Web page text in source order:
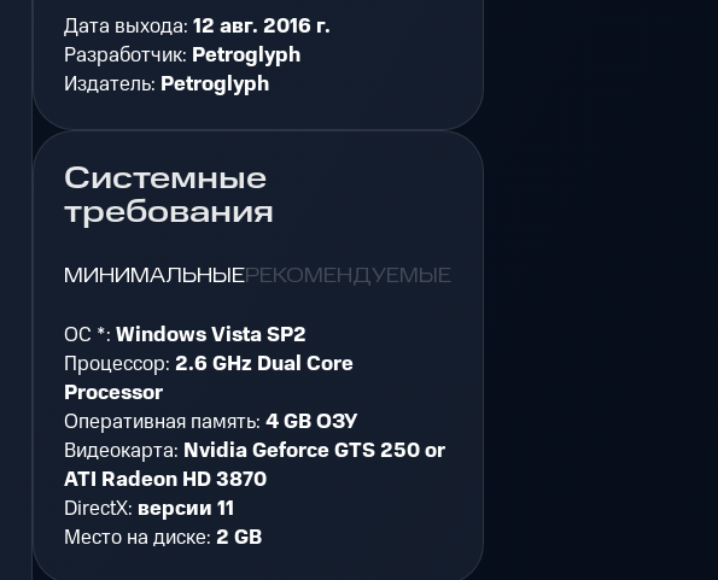
Дата выхода:12 авг. 2016 г.
Разработчик: Petroglyph
Издатель: Petroglyph
Системные
требования
МИНИМАЛЬНЫЕРЕКОМЕНДУЕМЫЕ
ОС *:Windows Vista SP2
Процессор:2.6 GHz Dual Core
Processor
Оперативная память:4 GB ОЗУ
Видеокарта: Nvidia Geforce GTS 250 or
ATI Radeon HD 3870
DirectX: версии 11
Место на диске:2 GB